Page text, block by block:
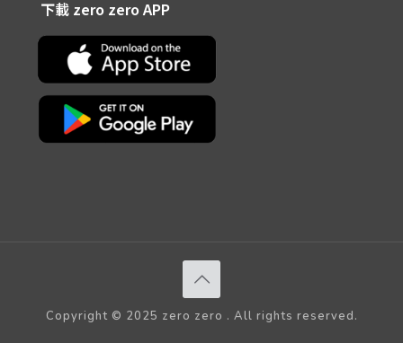
下載 zero zero APP
Copyright © 2025 zero zero . All rights reserved.